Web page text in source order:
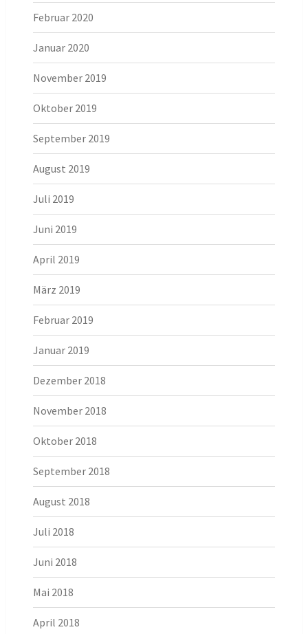
Februar 2020
Januar 2020
November 2019
Oktober 2019
September 2019
August 2019
Juli 2019
Juni 2019
April 2019
März 2019
Februar 2019
Januar 2019
Dezember 2018
November 2018
Oktober 2018
September 2018
August 2018
Juli 2018
Juni 2018
Mai 2018
April 2018